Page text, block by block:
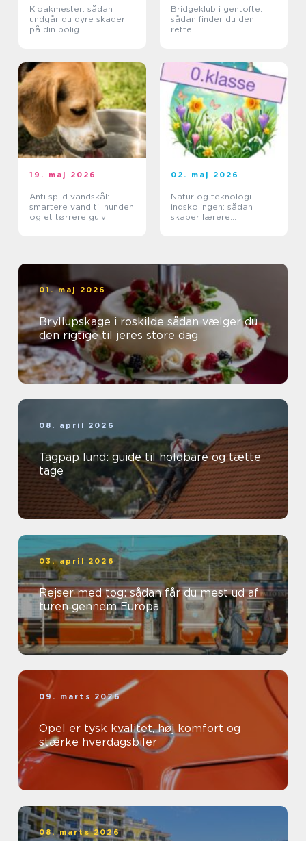
Kloakmester: sådan
undgår du dyre skader
på din bolig
Bridgeklub i gentofte:
sådan finder du den
rette
19. maj 2026
Anti spild vandskål:
smartere vand til hunden
og et tørrere gulv
02. maj 2026
Natur og teknologi i
indskolingen: sådan
skaber lærere
01. maj 2026
Bryllupskage i roskilde sådan vælger du
den rigtige til jeres store dag
08. april 2026
Tagpap lund: guide til holdbare og tætte
tage
03. april 2026
Rejser med tog: sådan får du mest ud af
turen gennem Europa
09. marts 2026
Opel er tysk kvalitet, høj komfort og
stærke hverdagsbiler
08. marts 2026